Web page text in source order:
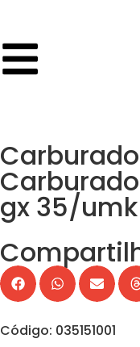
gx 35/
Código: 035151001